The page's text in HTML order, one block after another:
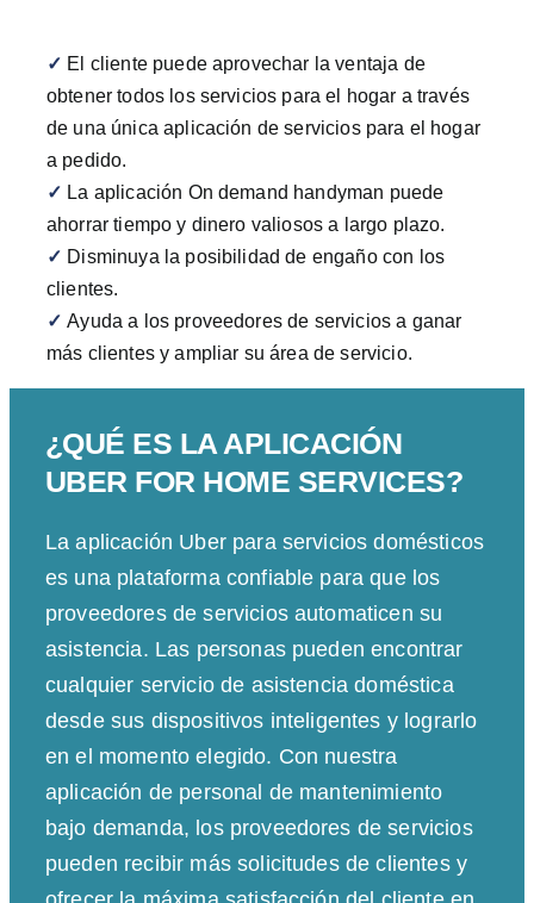
✓ El cliente puede aprovechar la ventaja de
obtener todos los servicios para el hogar a través
de una única aplicación de servicios para el hogar
a pedido.
✓ La aplicación On demand handyman puede
ahorrar tiempo y dinero valiosos a largo plazo.
✓ Disminuya la posibilidad de engaño con los
clientes.
✓Ayuda a los proveedores de servicios a ganar
más clientes y ampliar su área de servicio.
¿QUÉ ES LA APLICACIÓN
UBER FOR HOME SERVICES?
La aplicación Uber para servicios domésticos
es una plataforma confiable para que los
proveedores de servicios automaticen su
asistencia. Las personas pueden encontrar
cualquier servicio de asistencia doméstica
desde sus dispositivos inteligentes y lograrlo
en el momento elegido. Con nuestra
aplicación de personal de mantenimiento
bajo demanda, los proveedores de servicios
pueden recibir más solicitudes de clientes y